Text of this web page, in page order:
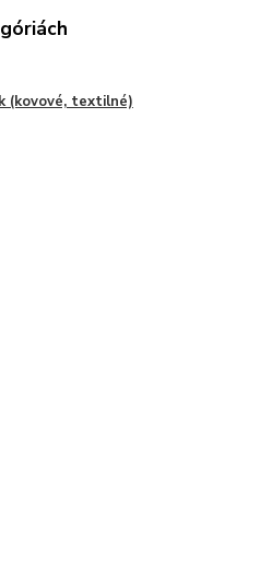
(kovové, textilné)